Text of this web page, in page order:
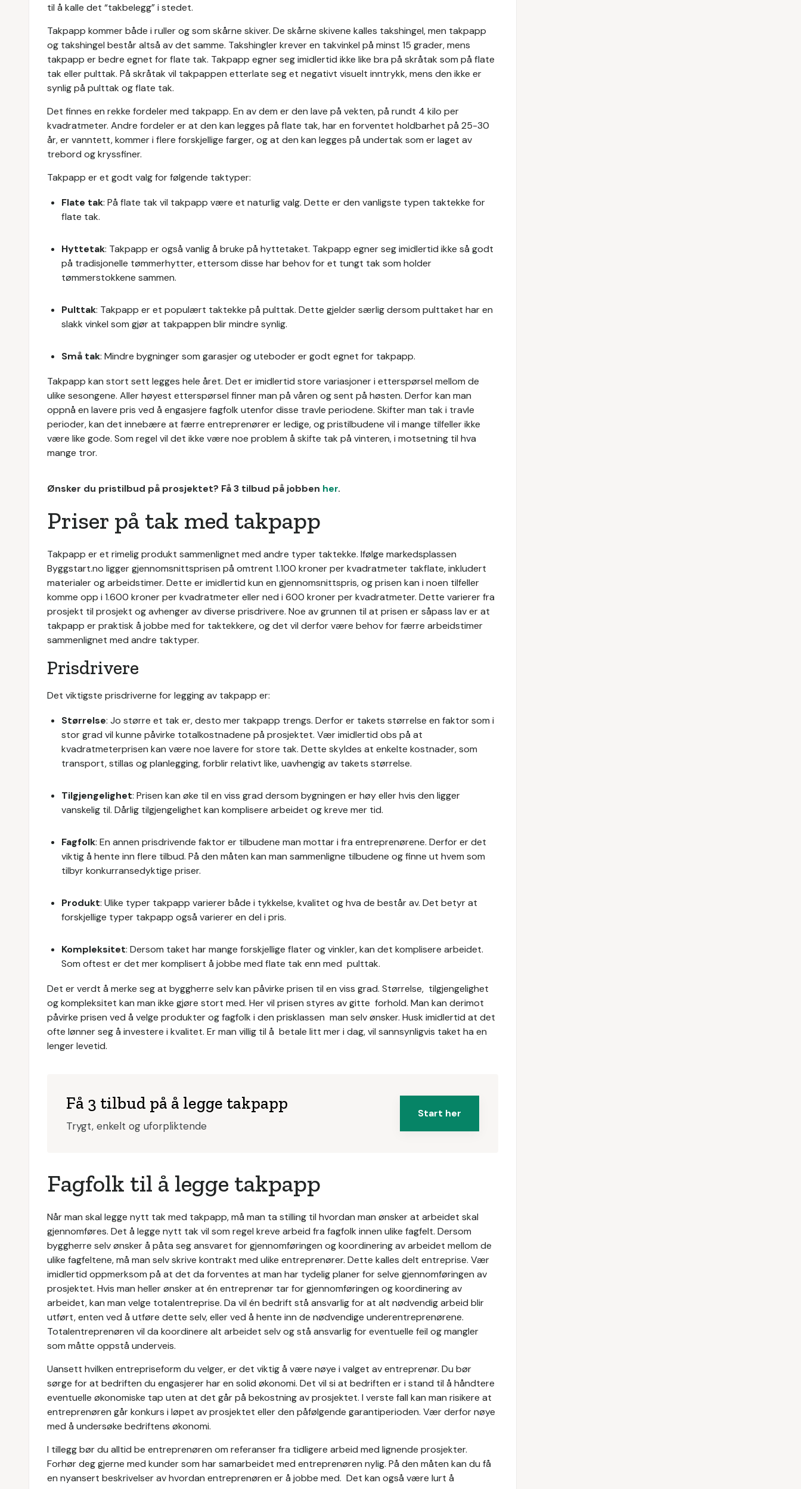
til å kalle det “takbelegg” i stedet.
Takpapp kommer både i ruller og som skårne skiver. De skårne skivene kalles takshingel, men takpapp
og takshingel består altså av det samme. Takshingler krever en takvinkel på minst 15 grader, mens
takpapp er bedre egnet for flate tak. Takpapp egner seg imidlertid ikke like bra på skråtak som på flate
tak eller pulttak. På skråtak vil takpappen etterlate seg et negativt visuelt inntrykk, mens den ikke er
synlig på pulttak og flate tak.
Det finnes en rekke fordeler med takpapp. En av dem er den lave på vekten, på rundt 4 kilo per
kvadratmeter. Andre fordeler er at den kan legges på flate tak, har en forventet holdbarhet på 25-30
år, er vanntett, kommer i flere forskjellige farger, og at den kan legges på undertak som er laget av
trebord og kryssfiner.
Takpapp er et godt valg for følgende taktyper:
Flate tak: På flate tak vil takpapp være et naturlig valg. Dette er den vanligste typen taktekke for
flate tak.
Hyttetak: Takpapp er også vanlig å bruke på hyttetaket. Takpapp egner seg imidlertid ikke så godt
på tradisjonelle tømmerhytter, ettersom disse har behov for et tungt tak som holder
tømmerstokkene sammen.
Pulttak: Takpapp er et populært taktekke på pulttak. Dette gjelder særlig dersom pulttaket har en
slakk vinkel som gjør at takpappen blir mindre synlig.
Små tak: Mindre bygninger som garasjer og uteboder er godt egnet for takpapp.
Takpapp kan stort sett legges hele året. Det er imidlertid store variasjoner i etterspørsel mellom de
ulike sesongene. Aller høyest etterspørsel finner man på våren og sent på høsten. Derfor kan man
oppnå en lavere pris ved å engasjere fagfolk utenfor disse travle periodene. Skifter man tak i travle
perioder, kan det innebære at færre entreprenører er ledige, og pristilbudene vil i mange tilfeller ikke
være like gode. Som regel vil det ikke være noe problem å skifte tak på vinteren, i motsetning til hva
mange tror.
Ønsker du pristilbud på prosjektet? Få 3 tilbud på jobben her.
Priser på tak med takpapp
Takpapp er et rimelig produkt sammenlignet med andre typer taktekke. Ifølge markedsplassen
Byggstart.no ligger gjennomsnittsprisen på omtrent 1.100 kroner per kvadratmeter takflate, inkludert
materialer og arbeidstimer. Dette er imidlertid kun en gjennomsnittspris, og prisen kan i noen tilfeller
komme opp i 1.600 kroner per kvadratmeter eller ned i 600 kroner per kvadratmeter. Dette varierer fra
prosjekt til prosjekt og avhenger av diverse prisdrivere. Noe av grunnen til at prisen er såpass lav er at
takpapp er praktisk å jobbe med for taktekkere, og det vil derfor være behov for færre arbeidstimer
sammenlignet med andre taktyper.
Prisdrivere
Det viktigste prisdriverne for legging av takpapp er:
Størrelse: Jo større et tak er, desto mer takpapp trengs. Derfor er takets størrelse en faktor som i
stor grad vil kunne påvirke totalkostnadene på prosjektet. Vær imidlertid obs på at
kvadratmeterprisen kan være noe lavere for store tak. Dette skyldes at enkelte kostnader, som
transport, stillas og planlegging, forblir relativt like, uavhengig av takets størrelse.
Tilgjengelighet: Prisen kan øke til en viss grad dersom bygningen er høy eller hvis den ligger
vanskelig til. Dårlig tilgjengelighet kan komplisere arbeidet og kreve mer tid.
Fagfolk: En annen prisdrivende faktor er tilbudene man mottar i fra entreprenørene. Derfor er det
viktig å hente inn flere tilbud. På den måten kan man sammenligne tilbudene og finne ut hvem som
tilbyr konkurransedyktige priser.
Produkt: Ulike typer takpapp varierer både i tykkelse, kvalitet og hva de består av. Det betyr at
forskjellige typer takpapp også varierer en del i pris.
Kompleksitet: Dersom taket har mange forskjellige flater og vinkler, kan det komplisere arbeidet.
Som oftest er det mer komplisert å jobbe med flate tak enn med pulttak.
Det er verdt å merke seg at byggherre selv kan påvirke prisen til en viss grad. Størrelse, tilgjengelighet
og kompleksitet kan man ikke gjøre stort med. Her vil prisen styres av gitte forhold. Man kan derimot
påvirke prisen ved å velge produkter og fagfolk i den prisklassen man selv ønsker. Husk imidlertid at det
ofte lønner seg å investere i kvalitet. Er man villig til å betale litt mer i dag, vil sannsynligvis taket ha en
lenger levetid.
Få 3 tilbud på å legge takpapp
Trygt, enkelt og uforpliktende
Start her
Fagfolk til å legge takpapp
Når man skal legge nytt tak med takpapp, må man ta stilling til hvordan man ønsker at arbeidet skal
gjennomføres. Det å legge nytt tak vil som regel kreve arbeid fra fagfolk innen ulike fagfelt. Dersom
byggherre selv ønsker å påta seg ansvaret for gjennomføringen og koordinering av arbeidet mellom de
ulike fagfeltene, må man selv skrive kontrakt med ulike entreprenører. Dette kalles delt entreprise. Vær
imidlertid oppmerksom på at det da forventes at man har tydelig planer for selve gjennomføringen av
prosjektet. Hvis man heller ønsker at én entreprenør tar for gjennomføringen og koordinering av
arbeidet, kan man velge totalentreprise. Da vil én bedrift stå ansvarlig for at alt nødvendig arbeid blir
utført, enten ved å utføre dette selv, eller ved å hente inn de nødvendige underentreprenørene.
Totalentreprenøren vil da koordinere alt arbeidet selv og stå ansvarlig for eventuelle feil og mangler
som måtte oppstå underveis.
Uansett hvilken entrepriseform du velger, er det viktig å være nøye i valget av entreprenør. Du bør
sørge for at bedriften du engasjerer har en solid økonomi. Det vil si at bedriften er i stand til å håndtere
eventuelle økonomiske tap uten at det går på bekostning av prosjektet. I verste fall kan man risikere at
entreprenøren går konkurs i løpet av prosjektet eller den påfølgende garantiperioden. Vær derfor nøye
med å undersøke bedriftens økonomi.
I tillegg bør du alltid be entreprenøren om referanser fra tidligere arbeid med lignende prosjekter.
Forhør deg gjerne med kunder som har samarbeidet med entreprenøren nylig. På den måten kan du få
en nyansert beskrivelser av hvordan entreprenøren er å jobbe med. Det kan også være lurt å